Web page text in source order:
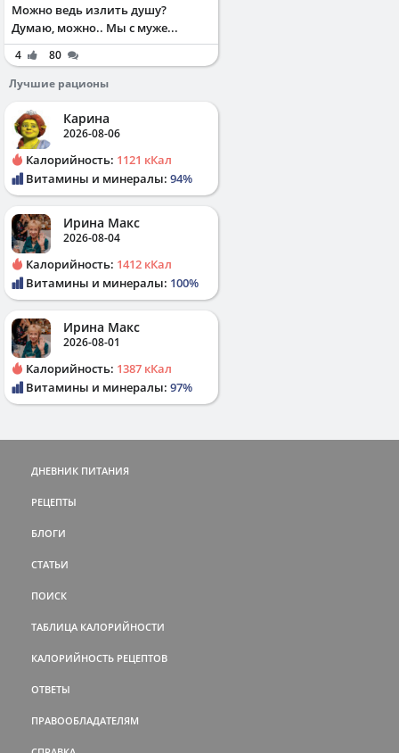
Можно ведь излить душу?
Думаю, можно.. Мы с муже...
4
80
Лучшие рационы
Карина
2026-08-06
Калорийность: 1121 кКал
Витамины и минералы: 94%
Ирина Макс
2026-08-04
Калорийность: 1412 кКал
Витамины и минералы: 100%
Ирина Макс
2026-08-01
Калорийность: 1387 кКал
Витамины и минералы: 97%
ДНЕВНИК ПИТАНИЯ
РЕЦЕПТЫ
БЛОГИ
СТАТЬИ
ПОИСК
ТАБЛИЦА КАЛОРИЙНОСТИ
КАЛОРИЙНОСТЬ РЕЦЕПТОВ
ОТВЕТЫ
ПРАВООБЛАДАТЕЛЯМ